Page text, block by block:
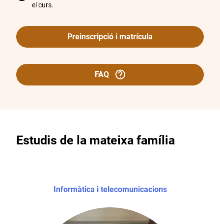
el curs.
Preinscripció i matrícula
FAQ
Estudis de la mateixa família
Informàtica i telecomunicacions